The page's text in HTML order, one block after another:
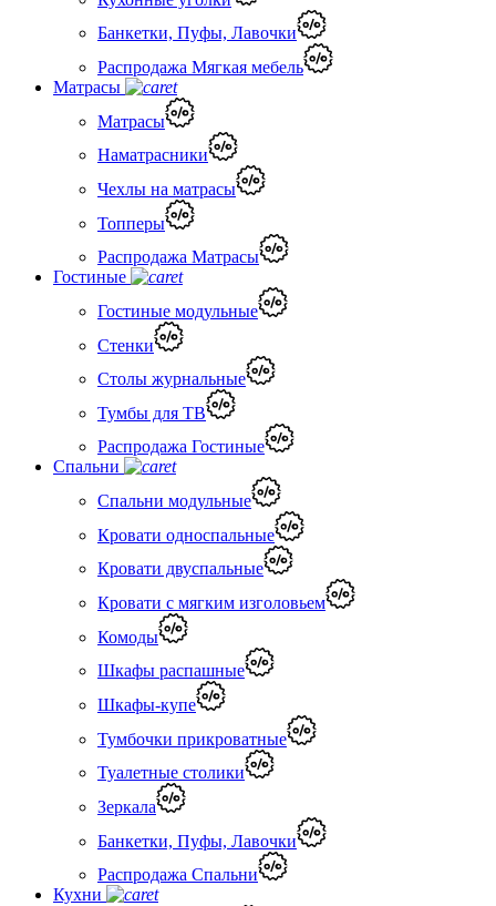
Банкетки, Пуфы, Лавочки
Распродажа Мягкая мебель
Матрасы
Матрасы
Наматрасники
Чехлы на матрасы
Топперы
Распродажа Матрасы
Гостиные
Гостиные модульные
Стенки
Столы журнальные
Тумбы для ТВ
Распродажа Гостиные
Спальни
Спальни модульные
Кровати односпальные
Кровати двуспальные
Кровати с мягким изголовьем
Комоды
Шкафы распашные
Шкафы-купе
Тумбочки прикроватные
Туалетные столики
Зеркала
Банкетки, Пуфы, Лавочки
Распродажа Спальни
Кухни